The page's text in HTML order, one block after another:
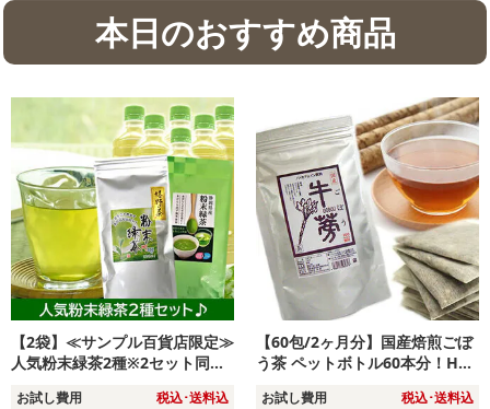
本日のおすすめ商品
【2袋】≪サンプル百貨店限定≫
人気粉末緑茶2種※2セット同時
ント♪
お試し費用 税込･送料込
【60包/2ヶ月分】国産焙煎ごぼ
う茶 ペットボトル60本分！HOT
お試し費用 税込･送料込